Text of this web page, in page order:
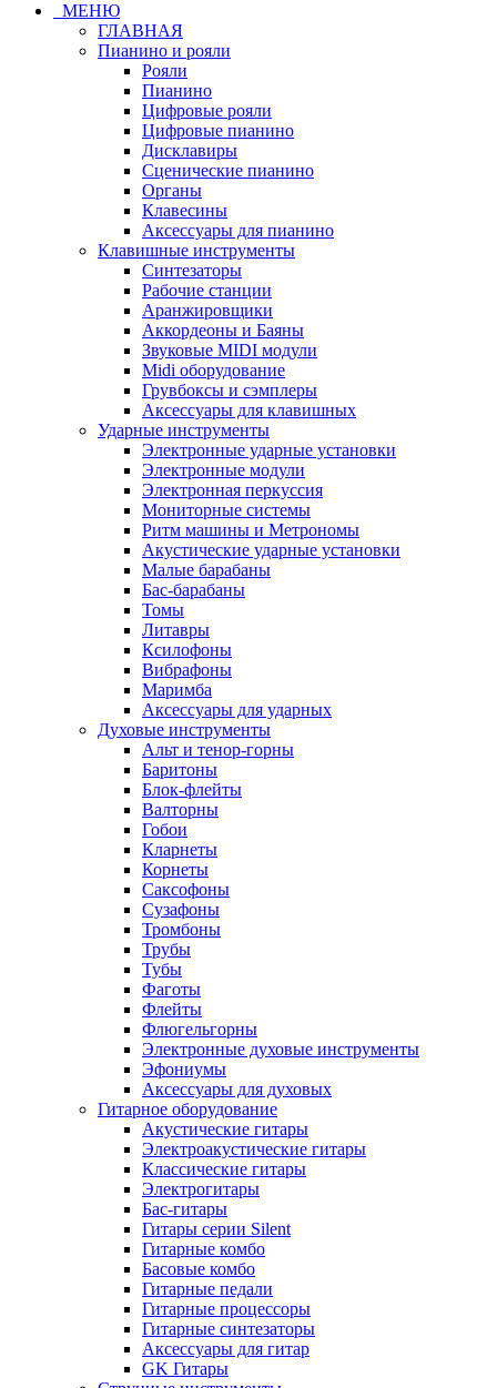
МЕНЮ
ГЛАВНАЯ
Пианино и рояли
Рояли
Пианино
Цифровые рояли
Цифровые пианино
Дисклавиры
Сценические пианино
Органы
Клавесины
Аксессуары для пианино
Клавишные инструменты
Синтезаторы
Рабочие станции
Аранжировщики
Аккордеоны и Баяны
Звуковые MIDI модули
Midi оборудование
Грувбоксы и сэмплеры
Аксессуары для клавишных
Ударные инструменты
Электронные ударные установки
Электронные модули
Электронная перкуссия
Мониторные системы
Ритм машины и Метрономы
Акустические ударные установки
Малые барабаны
Бас-барабаны
Томы
Литавры
Ксилофоны
Вибрафоны
Маримба
Аксессуары для ударных
Духовые инструменты
Альт и тенор-горны
Баритоны
Блок-флейты
Валторны
Гобои
Кларнеты
Корнеты
Саксофоны
Сузафоны
Тромбоны
Трубы
Тубы
Фаготы
Флейты
Флюгельгорны
Электронные духовые инструменты
Эфониумы
Аксессуары для духовых
Гитарное оборудование
Акустические гитары
Электроакустические гитары
Классические гитары
Электрогитары
Бас-гитары
Гитары серии Silent
Гитарные комбо
Басовые комбо
Гитарные педали
Гитарные процессоры
Гитарные синтезаторы
Аксессуары для гитар
GK Гитары